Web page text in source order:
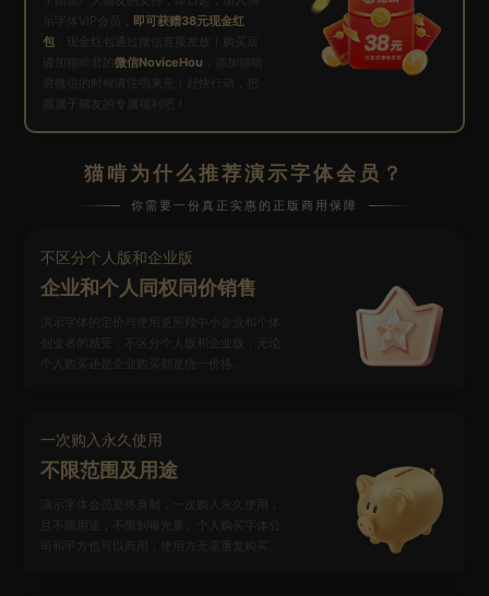
示字体VIP会员， 即可获赠38元现金红
包 ，现金红包通过微信直接发放！购买后
请加猫啃君的微信NoviceHou
君微信的时候请注明来意！赶快行动，把
握属于猫友的专属福利吧！
猫啃为什么推荐演示字体会员？
你需要一份真正实惠的正版商用保障
不区分个人版和企业版
企业和个人同权同价销售
演示字体的定价与使用更照顾中小企业和个体
创业者的感受，不区分个人版和企业版，无论
个人购买还是企业购买都是统一价格。
一次购入永久使用
不限范围及用途
演示字体会员是终身制，一次购入永久使用，
且不限用途，不限制曝光量。个人购买字体公